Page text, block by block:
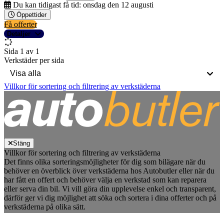
Du kan tidigast få tid: onsdag den 12 augusti
Öppettider
Få offerter
Detaljer
Sida 1 av 1
Verkstäder per sida
Villkor för sortering och filtrering av verkstäderna
Stäng
Villkor för sortering och filtrering av verkstäderna
Det finns olika sorteringsmöjligheter för dig som bilägare när du
behöver en överblick över verkstäderna hos Autobutler eller när du
har fått en offert och behöver välja en verkstad som kan reparera
eller serva din bil. Vi vill göra din upplevelse enkel och transparent,
därför ger vi dig möjlighet att söka och sortera i dina offerter och på
verkstäderna på olika sätt.